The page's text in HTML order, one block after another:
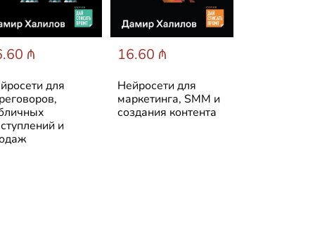
₼
для
и
16.60 ₼
Нейросети для
маркетинга, SMM и
создания контента